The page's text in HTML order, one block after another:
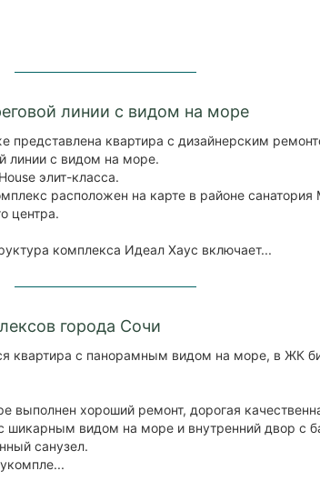
линии с видом на море
представлена квартира с дизайнерским
линии с видом на море.
элит-класса.
расположен на карте в районе санатория
центра.
комплекса Идеал Хаус включает...
города Сочи
квартира с панорамным видом на море, в ЖК
выполнен хороший ремонт, дорогая
шикарным видом на море и внутренний двор с
санузел.